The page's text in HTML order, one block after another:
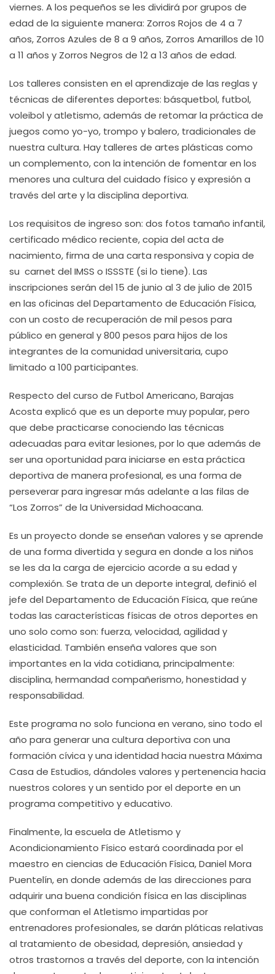
viernes. A los pequeños se les dividirá por grupos de
edad de la siguiente manera: Zorros Rojos de 4 a 7
años, Zorros Azules de 8 a 9 años, Zorros Amarillos de 10
a 11 años y Zorros Negros de 12 a 13 años de edad.
Los talleres consisten en el aprendizaje de las reglas y
técnicas de diferentes deportes: básquetbol, futbol,
voleibol y atletismo, además de retomar la práctica de
juegos como yo-yo, trompo y balero, tradicionales de
nuestra cultura. Hay talleres de artes plásticas como
un complemento, con la intención de fomentar en los
menores una cultura del cuidado físico y expresión a
través del arte y la disciplina deportiva.
Los requisitos de ingreso son: dos fotos tamaño infantil,
certificado médico reciente, copia del acta de
nacimiento, firma de una carta responsiva y copia de
su carnet del IMSS o ISSSTE (si lo tiene). Las
inscripciones serán del 15 de junio al 3 de julio de 2015
en las oficinas del Departamento de Educación Física,
con un costo de recuperación de mil pesos para
público en general y 800 pesos para hijos de los
integrantes de la comunidad universitaria, cupo
limitado a 100 participantes.
Respecto del curso de Futbol Americano, Barajas
Acosta explicó que es un deporte muy popular, pero
que debe practicarse conociendo las técnicas
adecuadas para evitar lesiones, por lo que además de
ser una oportunidad para iniciarse en esta práctica
deportiva de manera profesional, es una forma de
perseverar para ingresar más adelante a las filas de
“Los Zorros” de la Universidad Michoacana.
Es un proyecto donde se enseñan valores y se aprende
de una forma divertida y segura en donde a los niños
se les da la carga de ejercicio acorde a su edad y
complexión. Se trata de un deporte integral, definió el
jefe del Departamento de Educación Física, que reúne
todas las características físicas de otros deportes en
uno solo como son: fuerza, velocidad, agilidad y
elasticidad. También enseña valores que son
importantes en la vida cotidiana, principalmente:
disciplina, hermandad compañerismo, honestidad y
responsabilidad.
Este programa no solo funciona en verano, sino todo el
año para generar una cultura deportiva con una
formación cívica y una identidad hacia nuestra Máxima
Casa de Estudios, dándoles valores y pertenencia hacia
nuestros colores y un sentido por el deporte en un
programa competitivo y educativo.
Finalmente, la escuela de Atletismo y
Acondicionamiento Físico estará coordinada por el
maestro en ciencias de Educación Física, Daniel Mora
Puentelín, en donde además de las direcciones para
adquirir una buena condición física en las disciplinas
que conforman el Atletismo impartidas por
entrenadores profesionales, se darán pláticas relativas
al tratamiento de obesidad, depresión, ansiedad y
otros trastornos a través del deporte, con la intención